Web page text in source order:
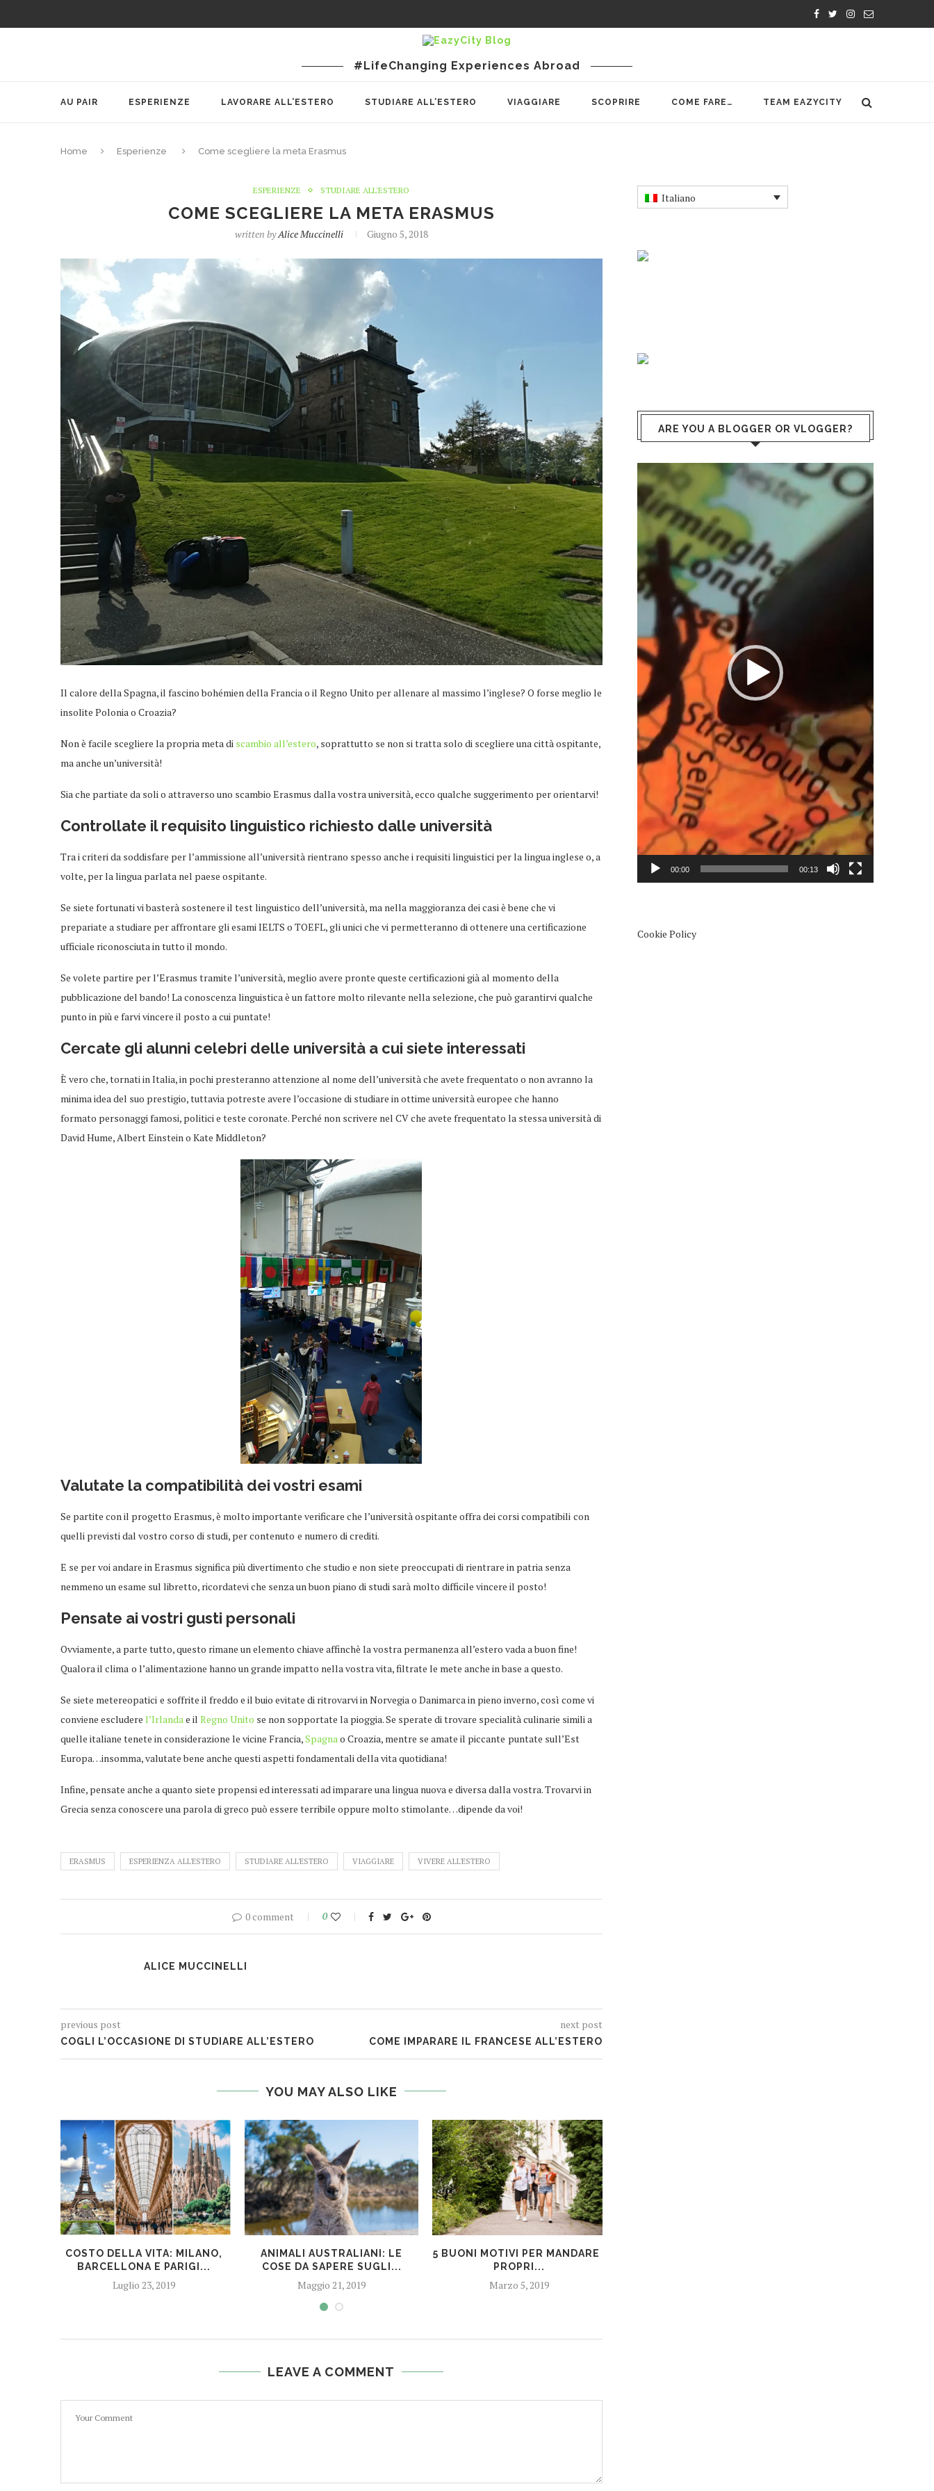
#LifeChanging Experiences Abroad
AU PAIR ESPERIENZE LAVORARE ALL’ESTERO STUDIARE ALL’ESTERO VIAGGIARE SCOPRIRE COME FARE… TEAM EAZYCITY
Home Esperienze Come scegliere la meta Erasmus
ESPERIENZE STUDIARE ALL'ESTERO
COME SCEGLIERE LA META ERASMUS
written byAlice Muccinelli Giugno 5, 2018
Il calore della Spagna, il fascino bohémien della Francia o il Regno Unito per allenare al massimo l’inglese? O forse meglio le
insolite Polonia o Croazia?
Non è facile scegliere la propria meta di scambio all’estero, soprattutto se non si tratta solo di scegliere una città ospitante,
ma anche un’università!
Sia che partiate da soli o attraverso uno scambio Erasmus dalla vostra università, ecco qualche suggerimento per orientarvi!
Controllate il requisito linguistico richiesto dalle università
Tra i criteri da soddisfare per l’ammissione all’università rientrano spesso anche i requisiti linguistici per la lingua inglese o, a
volte, per la lingua parlata nel paese ospitante.
Se siete fortunati vi basterà sostenere il test linguistico dell’università, ma nella maggioranza dei casi è bene che vi
prepariate a studiare per affrontare gli esami IELTS o TOEFL, gli unici che vi permetteranno di ottenere una certificazione
ufficiale riconosciuta in tutto il mondo.
Se volete partire per l’Erasmus tramite l’università, meglio avere pronte queste certificazioni già al momento della
pubblicazione del bando! La conoscenza linguistica è un fattore molto rilevante nella selezione, che può garantirvi qualche
punto in più e farvi vincere il posto a cui puntate!
Cercate gli alunni celebri delle università a cui siete interessati
È vero che, tornati in Italia, in pochi presteranno attenzione al nome dell’università che avete frequentato o non avranno la
minima idea del suo prestigio, tuttavia potreste avere l’occasione di studiare in ottime università europee che hanno
formato personaggi famosi, politici e teste coronate. Perché non scrivere nel CV che avete frequentato la stessa università di
David Hume, Albert Einstein o Kate Middleton?
Valutate la compatibilità dei vostri esami
Se partite con il progetto Erasmus, è molto importante verificare che l’università ospitante offra dei corsi compatibili con
quelli previsti dal vostro corso di studi, per contenuto e numero di crediti.
E se per voi andare in Erasmus significa più divertimento che studio e non siete preoccupati di rientrare in patria senza
nemmeno un esame sul libretto, ricordatevi che senza un buon piano di studi sarà molto difficile vincere il posto!
Pensate ai vostri gusti personali
Ovviamente, a parte tutto, questo rimane un elemento chiave affinchè la vostra permanenza all’estero vada a buon fine!
Qualora il clima o l’alimentazione hanno un grande impatto nella vostra vita, filtrate le mete anche in base a questo.
Se siete metereopatici e soffrite il freddo e il buio evitate di ritrovarvi in Norvegia o Danimarca in pieno inverno, così come vi
conviene escludere l’Irlanda e il Regno Unito se non sopportate la pioggia. Se sperate di trovare specialità culinarie simili a
quelle italiane tenete in considerazione le vicine Francia,Spagna o Croazia, mentre se amate il piccante puntate sull’Est
Europa…insomma, valutate bene anche questi aspetti fondamentali della vita quotidiana!
Infine, pensate anche a quanto siete propensi ed interessati ad imparare una lingua nuova e diversa dalla vostra. Trovarvi in
Grecia senza conoscere una parola di greco può essere terribile oppure molto stimolante…dipende da voi!
ERASMUS ESPERIENZA ALL'ESTERO STUDIARE ALL'ESTERO VIAGGIARE VIVERE ALL'ESTERO
0 comment 0
ALICE MUCCINELLI
previous post
COGLI L’OCCASIONE DI STUDIARE ALL’ESTERO
next post
COME IMPARARE IL FRANCESE ALL’ESTERO
YOU MAY ALSO LIKE
COSTO DELLA VITA: MILANO,
BARCELLONA E PARIGI...
Luglio 23, 2019
ANIMALI AUSTRALIANI: LE
COSE DA SAPERE SUGLI...
Maggio 21, 2019
5 BUONI MOTIVI PER MANDARE I
PROPRI...
Marzo 5, 2019
LEAVE A COMMENT
Italiano
ARE YOU A BLOGGER OR VLOGGER?
Video
Player
00:00 00:13
Cookie Policy